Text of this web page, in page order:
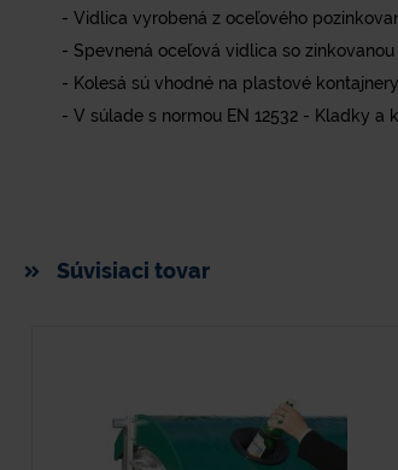
- Vidlica vyrobená z oceľového
- Spevnená oceľová vidlica so
- Kolesá sú vhodné na plastové kontajnery.
- V súlade s normou EN 12532 - Kladky
Súvisiaci tovar